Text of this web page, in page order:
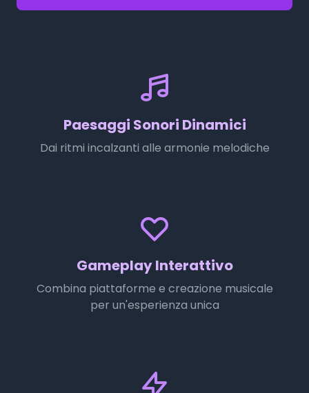
Paesaggi Sonori Dinamici
Dai ritmi incalzanti alle armonie melodiche
Gameplay Interattivo
Combina piattaforme e creazione musicale
per un'esperienza unica